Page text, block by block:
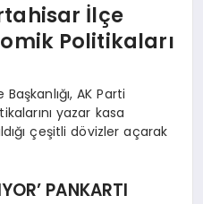
İlçe
Politikaları
AK Parti
yazar kasa
çeşitli dövizler açarak
PANKARTI